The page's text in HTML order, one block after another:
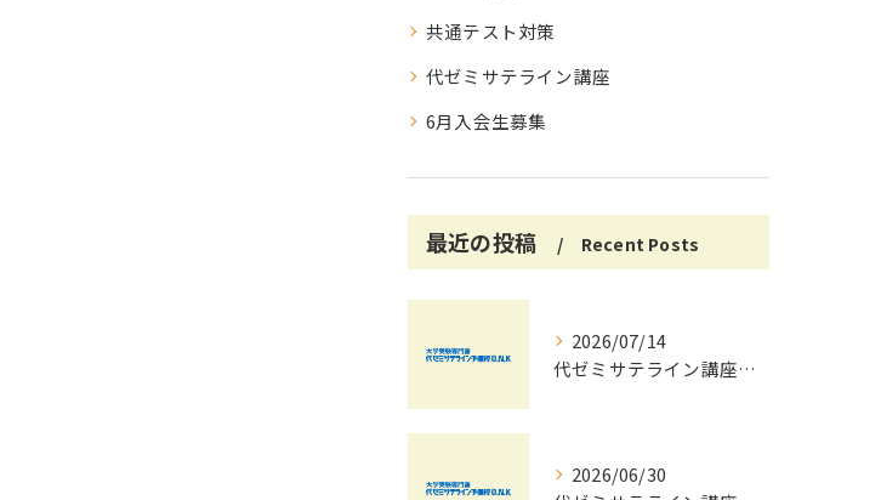
共通テスト対策
代ゼミサテライン講座
6月入会生募集
最近の投稿 Recent Posts
2026/07/14
代ゼミサテライン講座で夏期講習会を自宅受講し大学受験対策を効率化する方法
2026/06/30